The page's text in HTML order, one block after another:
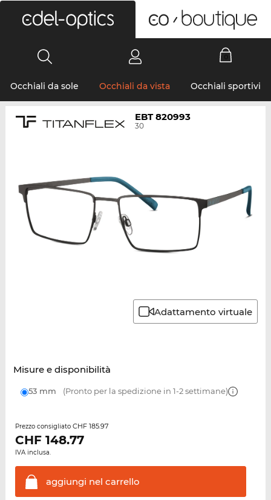
Occhiali da sole Occhiali da vista Occhiali sportivi
EBT 820993
30
Adattamento virtuale
Misure e disponibilità
53 mm (Pronto per la spedizione in 1-2 settimane)
Prezzo consigliato CHF 185.97
CHF 148.77
IVA inclusa.
aggiungi nel carrello